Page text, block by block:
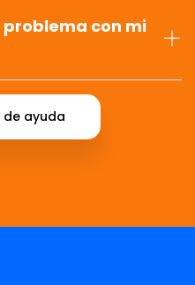
problema con mi
ayuda